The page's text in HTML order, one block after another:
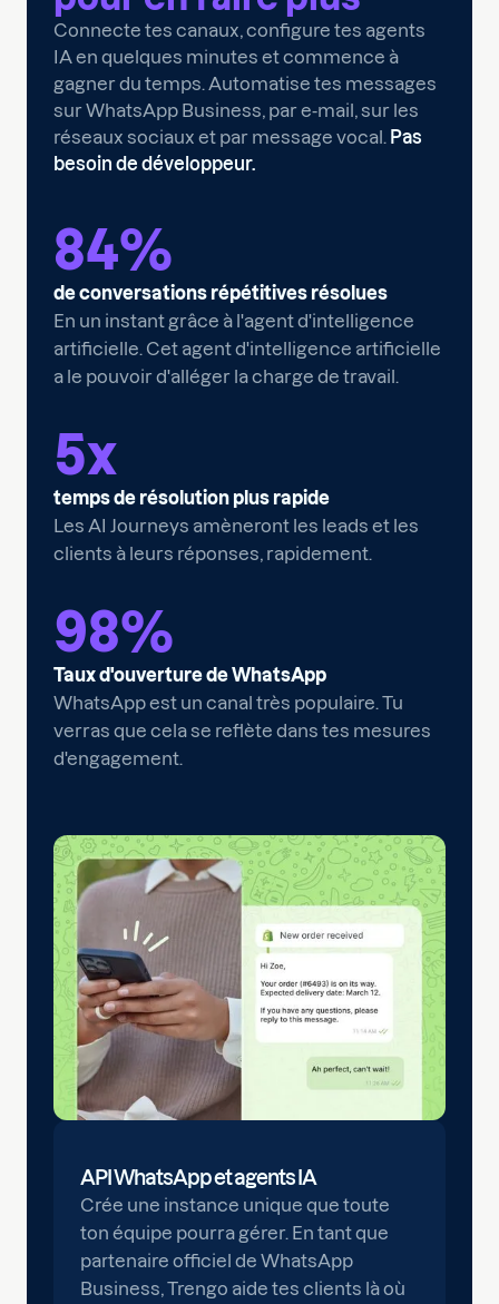
Connecte tes canaux, configure tes agents
IA en quelques minutes et commence à
gagner du temps. Automatise tes messages
sur WhatsApp Business, par e-mail, sur les
réseaux sociaux et par message vocal. Pas
besoin de développeur.
84%
de conversations répétitives résolues
En un instant grâce à l'agent d'intelligence
artificielle. Cet agent d'intelligence artificielle
a le pouvoir d'alléger la charge de travail.
5x
temps de résolution plus rapide
Les AI Journeys amèneront les leads et les
clients à leurs réponses, rapidement.
98%
Taux d'ouverture de WhatsApp
WhatsApp est un canal très populaire. Tu
verras que cela se reflète dans tes mesures
d'engagement.
API WhatsApp et agents IA
Crée une instance unique que toute
ton équipe pourra gérer. En tant que
partenaire officiel de WhatsApp
Business, Trengo aide tes clients là où